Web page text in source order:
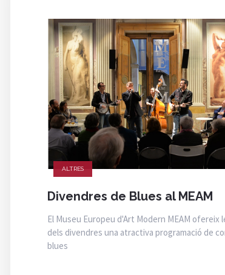
ALTRES
Divendres de Blues al MEAM
El Museu Europeu d'Art Modern MEAM ofereix
dels divendres una atractiva programació de
blues